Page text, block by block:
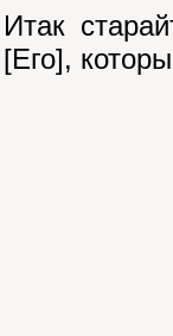
Итак
[Его],